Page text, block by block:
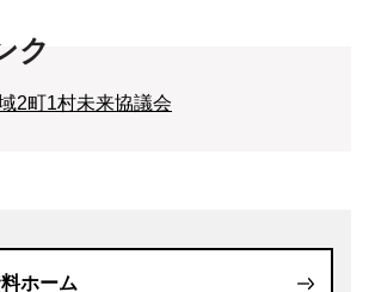
ク
2町1村未来協議会
ホーム